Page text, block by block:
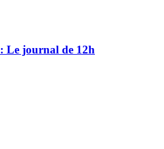
Le journal de 12h